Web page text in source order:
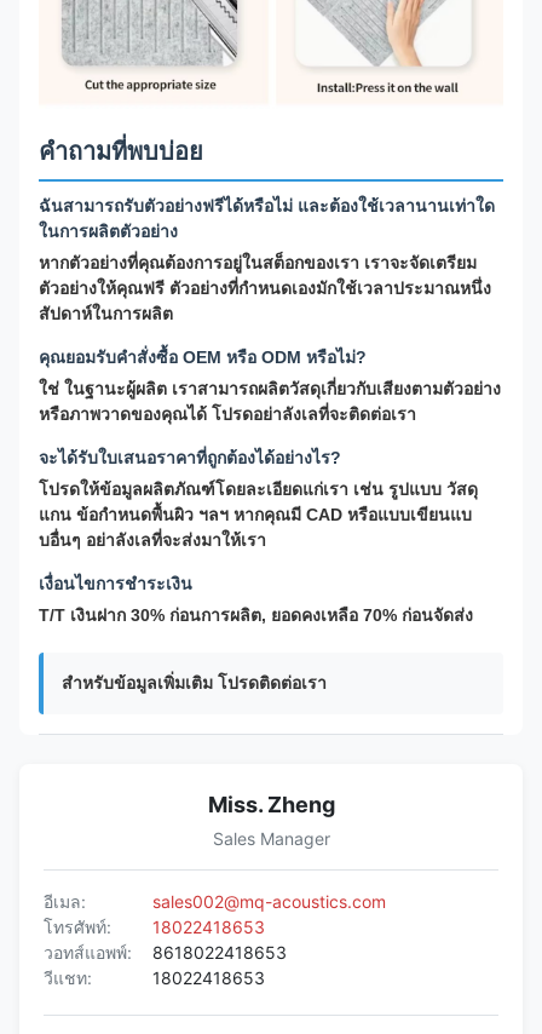
คำถามที่พบบ่อย
ฉันสามารถรับตัวอย่างฟรีได้หรือไม่ และต้องใช้เวลานานเท่าใด
ในการผลิตตัวอย่าง
หากตัวอย่างที่คุณต้องการอยู่ในสต็อกของเรา เราจะจัดเตรียม
ตัวอย่างให้คุณฟรี ตัวอย่างที่กำหนดเองมักใช้เวลาประมาณหนึ่ง
สัปดาห์ในการผลิต
คุณยอมรับคำสั่งซื้อ OEM หรือ ODM หรือไม่?
ใช่ ในฐานะผู้ผลิต เราสามารถผลิตวัสดุเกี่ยวกับเสียงตามตัวอย่าง
หรือภาพวาดของคุณได้ โปรดอย่าลังเลที่จะติดต่อเรา
จะได้รับใบเสนอราคาที่ถูกต้องได้อย่างไร?
โปรดให้ข้อมูลผลิตภัณฑ์โดยละเอียดแก่เรา เช่น รูปแบบ วัสดุ
แกน ข้อกำหนดพื้นผิว ฯลฯ หากคุณมี CAD หรือแบบเขียนแบ
บอื่นๆ อย่าลังเลที่จะส่งมาให้เรา
เงื่อนไขการชำระเงิน
T/T เงินฝาก 30% ก่อนการผลิต, ยอดคงเหลือ 70% ก่อนจัดส่ง
สำหรับข้อมูลเพิ่มเติม โปรดติดต่อเรา
Miss. Zheng
Sales Manager
อีเมล:
sales002@mq-acoustics.com
โทรศัพท์:
18022418653
วอทส์แอพพ์:
8618022418653
วีแชท:
18022418653